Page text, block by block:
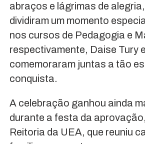
abraços e lágrimas de
dividiram um momento
nos cursos de Pedagogia e
respectivamente, Daise Tury
comemoraram juntas a tão
conquista.
A celebração ganhou ainda
durante a festa da
Reitoria da UEA, que reuniu